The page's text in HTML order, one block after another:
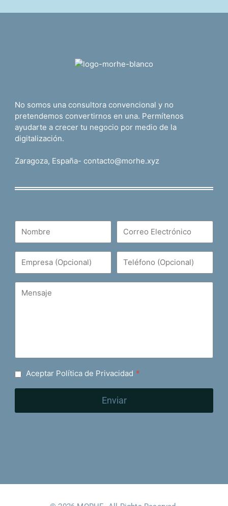
No somos una consultora convencional y no
pretendemos convertirnos en una. Permítenos
ayudarte a crecer tu negocio por medio de la
digitalización.
Zaragoza, España- contacto@morhe.xyz
Aceptar Política de Privacidad *
Enviar